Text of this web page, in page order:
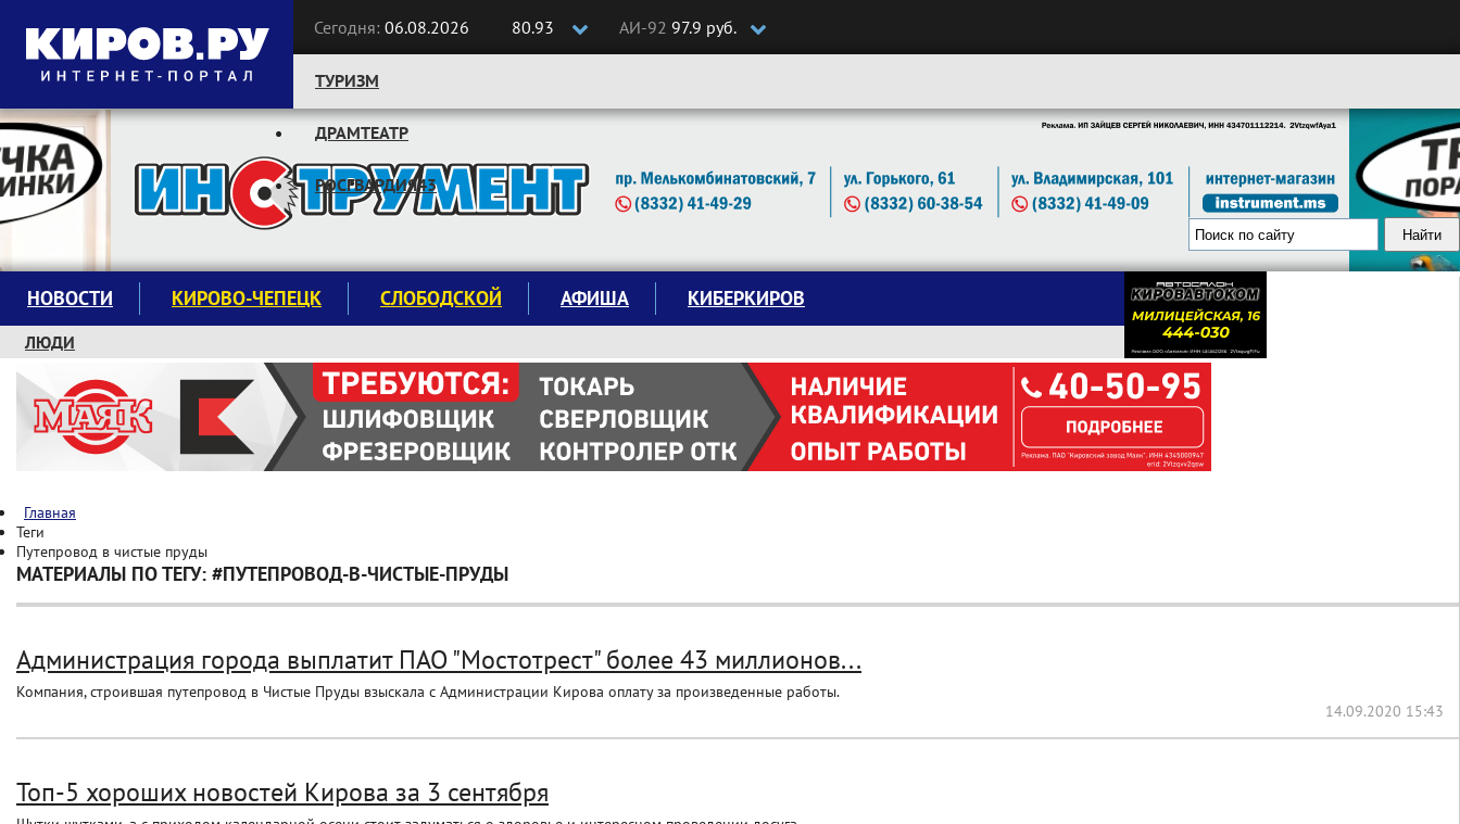
Сегодня: 06.08.2026 80.93 АИ-92 97.9 руб.
Следите за новостями:
ТУРИЗМ
ДРАМТЕАТР
РОСГВАРДИЯ43
НОВОСТИ КИРОВО-ЧЕПЕЦК СЛОБОДСКОЙ АФИША КИБЕРКИРОВ
ЛЮДИ
КРУЖКИ И СЕКЦИИ
ЗАВОДУ "МАЯК" 85 ЛЕТ
ЭКОЛОГИЯ
Главная
Теги
Путепровод в чистые пруды
МАТЕРИАЛЫ ПО ТЕГУ: #ПУТЕПРОВОД-В-ЧИСТЫЕ-ПРУДЫ
Администрация города выплатит ПАО "Мостотрест" более 43 миллионов...
Компания, строившая путепровод в Чистые Пруды взыскала с Администрации Кирова оплату за произведенные работы.
14.09.2020 15:43
Топ-5 хороших новостей Кирова за 3 сентября